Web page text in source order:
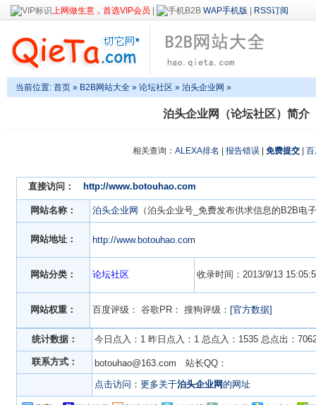
上网做生意，首选VIP会员 WAP手机版 RSS订阅
当前位置: 首页 » B2B网站大全 » 论坛社区 » 泊头企业网 »
泊头企业网（论坛社区）简介
相关查询： ALEXA排名 报告错误 免费提交
直接访问： http://www.botouhao.com
网站名称： 泊头企业网 （泊头企业号_免费发布供求信息的B2B电
网站地址： http://www.botouhao.com
网站分类： 论坛社区 收录时间：2013/9/13
网站权重： 百度评级： 谷歌PR： 搜狗评级： [官方数据]
统计数据： 今日点入：1 昨日点入：1 总点入：1535 总点出：
联系方式：
botouhao@163.com 站长QQ：
点击访问：更多关于泊头企业网的网址